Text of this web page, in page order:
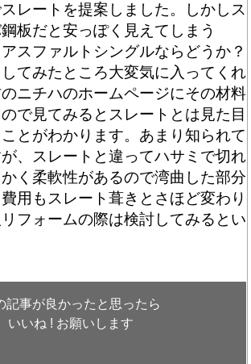
レートを提案しました。しかしス
板だと安っぽく見えてしまう
スファルトシングルならどうか？
てみたところ大変気に入ってくれ
ニチハのホームページにその材料
で見てみるとスレートとは見た目
とがわかります。あまり知られて
、スレートと違ってハサミで切れ
く柔軟性があるので湾曲した部分
用もスレート葺きとさほど変わり
フォームの際は検討してみるとい
記事が良かったと思ったら
いいね ! お願いします